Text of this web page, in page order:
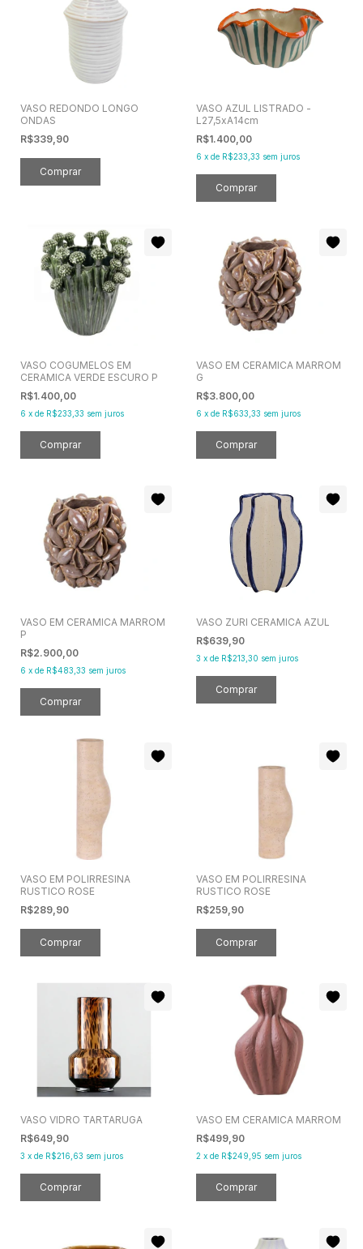
VASO REDONDO LONGO
ONDAS
R$339,90
VASO AZUL LISTRADO -
L27,5xA14cm
R$1.400,00
6 x de R$233,33 sem juros
VASO COGUMELOS EM
CERAMICA VERDE ESCURO P
R$1.400,00
6 x de R$233,33 sem juros
VASO EM CERAMICA MARROM
G
R$3.800,00
6 x de R$633,33 sem juros
VASO EM CERAMICA MARROM
P
R$2.900,00
6 x de R$483,33 sem juros
VASO ZURI CERAMICA AZUL
R$639,90
3 x de R$213,30 sem juros
VASO EM POLIRRESINA
RUSTICO ROSE
R$289,90
VASO EM POLIRRESINA
RUSTICO ROSE
R$259,90
VASO VIDRO TARTARUGA
R$649,90
3 x de R$216,63 sem juros
VASO EM CERAMICA MARROM
R$499,90
2 x de R$249,95 sem juros